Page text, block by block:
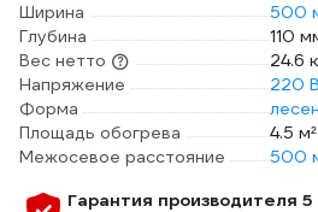
Ширина
500
Глубина
110
Вес нетто
24.6
Напряжение
220 В
Форма
Площадь обогрева
4.5 м²
Межосевое расстояние
500
Гарантия производителя 5